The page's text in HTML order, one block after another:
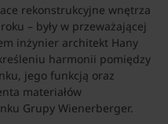
rekonstrukcyjne wnętrza
– były w przeważającej
inżynier architekt Hany
harmonii pomiędzy
jego funkcją oraz
materiałów
Grupy Wienerberger.